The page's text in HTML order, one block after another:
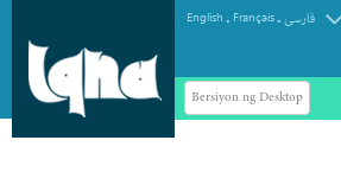
English . Français.فارسی
Bersiyon ng Desktop